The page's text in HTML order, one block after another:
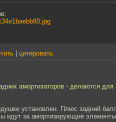
цитировать
амортизаторов - делаются
установлен. Плюс задний
идут за амортизирующие